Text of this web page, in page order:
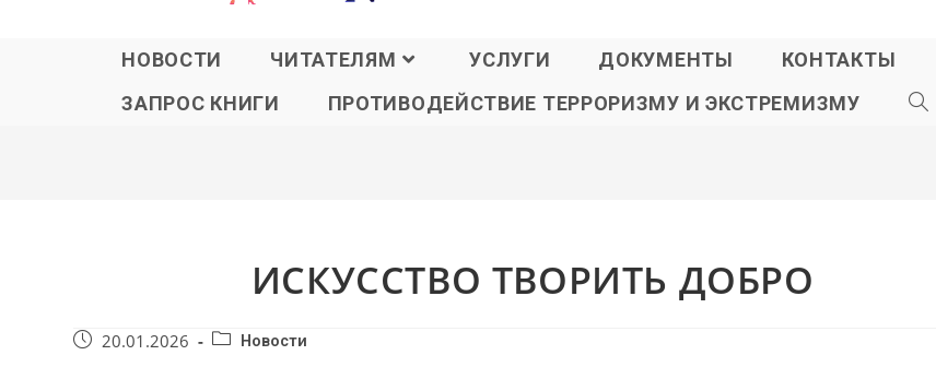
НОВОСТИ ЧИТАТЕЛЯМ УСЛУГИ ДОКУМЕНТЫ КОНТАКТЫ
ЗАПРОС КНИГИ
ПРОТИВОДЕЙСТВИЕ ТЕРРОРИЗМУ И ЭКСТРЕМИЗМУ
ИСКУССТВО ТВОРИТЬ ДОБРО
20.01.2026 Новости